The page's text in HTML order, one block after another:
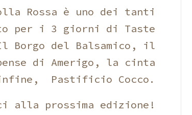
Rossa è uno dei tanti
per i 3 giorni di Taste
del Balsamico, il
di Amerigo, la cinta
Pastificio Cocco.
alla prossima edizione!